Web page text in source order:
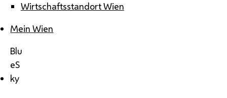
Wirtschaftsstandort Wien
Mein Wien
Blu
eS
ky